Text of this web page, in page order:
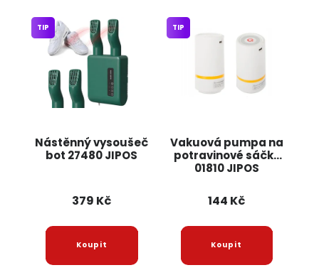
Nástěnný vysoušeč
bot 27480 JIPOS
TIP
379 Kč
Vakuová pumpa na
potravinové sáčky
01810 JIPOS
TIP
144 Kč